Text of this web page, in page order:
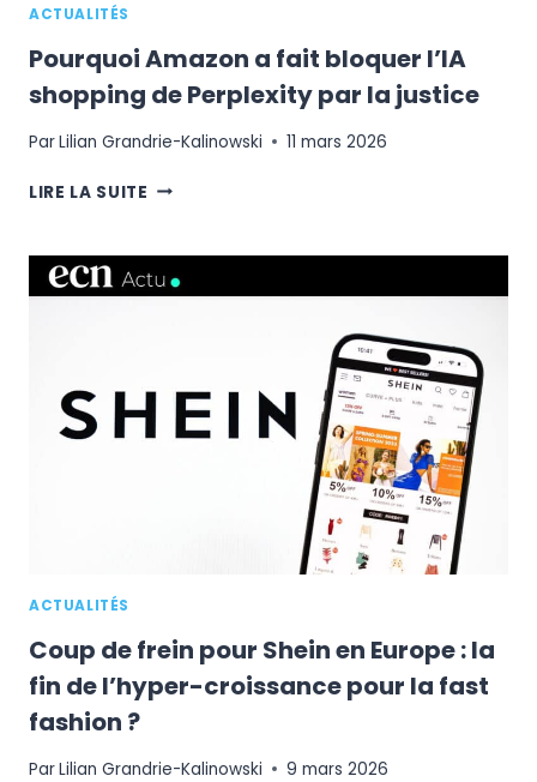
ET
LE
B2B
ACTUALITÉS
Pourquoi Amazon a fait bloquer l’IA
shopping de Perplexity par la justice
ParLilian Grandrie-Kalinowski 11 mars 2026
LIRE LA SUITE POURQUOI
FAIT
BLOQUER
PERPLEXITY
PAR
LA
ACTUALITÉS
Coup de frein pour Shein en Europe : la
fin de l’hyper-croissance pour la fast
fashion ?
ParLilian Grandrie-Kalinowski 9 mars 2026